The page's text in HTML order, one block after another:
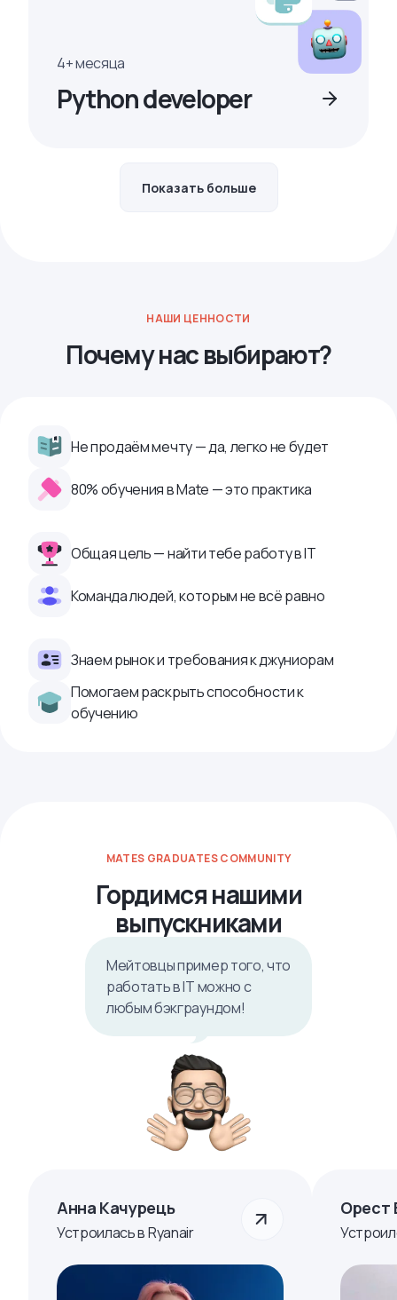
4+ месяца
Python developer
Показать больше
НАШИ ЦЕННОСТИ
Почему нас выбирают?
Не продаём мечту — да, легко не будет
80% обучения в Mate — это практика
Общая цель — найти тебе работу в IТ
Команда людей, которым не всё равно
Знаем рынок и требования к джуниорам
Помогаем раскрыть способности к
обучению
MATES GRADUATES COMMUNITY
Гордимся нашими
выпускниками
Мейтовцы пример того, что
работать в IТ можно с
любым бэкграундом!
Анна Качурець
Устроилась в Ryanair
Орест